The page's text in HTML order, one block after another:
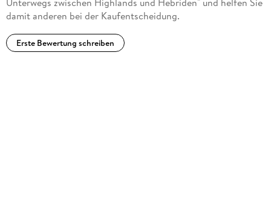
damit anderen bei der Kaufentscheidung.
Erste Bewertung schreiben